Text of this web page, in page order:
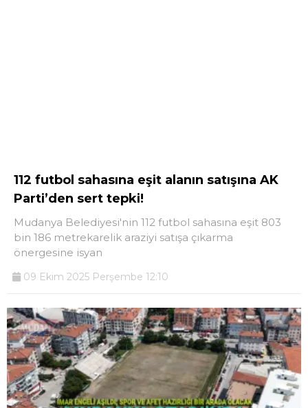
112 futbol sahasına eşit alanın satışına AK
Parti’den sert tepki!
Mudanya Belediyesi'nin 112 futbol sahasına eşit 803
bin 186 metrekarelik araziyi satışa çıkarma
önergesine isyan
09 Ekim 2025 Perşembe 12:10